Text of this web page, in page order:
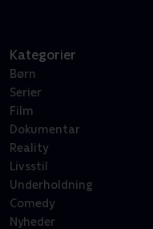
Kategorier
Børn
Serier
Film
Dokumentar
Reality
Livsstil
Underholdning
Comedy
Nyheder